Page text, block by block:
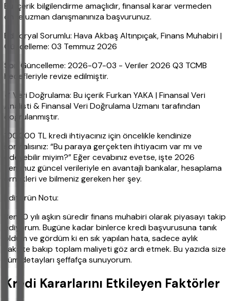
Bu içerik bilgilendirme amaçlıdır, finansal karar vermeden
önce uzman danışmanınıza başvurunuz.
Editoryal Sorumlu: Hava Akbaş Altınpıçak, Finans Muhabiri |
Güncelleme: 03 Temmuz 2026
Son Güncelleme: 2026-07-03 - Veriler 2026 Q3 TCMB
hedefleriyle revize edilmiştir.
✔ Veri Doğrulama: Bu içerik Furkan YAKA | Finansal Veri
Analisti & Finansal Veri Doğrulama Uzmanı tarafından
doğrulanmıştır.
100.000 TL kredi ihtiyacınız için öncelikle kendinize
sormalısınız: “Bu paraya gerçekten ihtiyacım var mı ve
ödeyebilir miyim?” Eğer cevabınız evetse, işte 2026
Temmuz güncel verileriyle en avantajlı bankalar, hesaplama
örnekleri ve bilmeniz gereken her şey.
Editörün Notu:
Ben 10 yılı aşkın süredir finans muhabiri olarak piyasayı takip
ediyorum. Bugüne kadar binlerce kredi başvurusuna tanık
oldum ve gördüm ki en sık yapılan hata, sadece aylık
taksite bakıp toplam maliyeti göz ardı etmek. Bu yazıda size
tüm detayları şeffafça sunuyorum.
Kredi Kararlarını Etkileyen Faktörler